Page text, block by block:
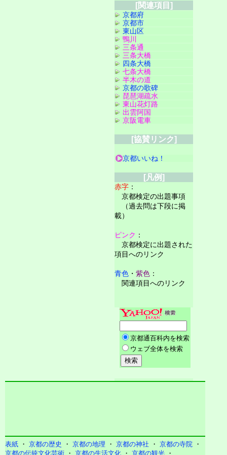
[関連項目]
京都府
京都市
東山区
鴨川
三条通
三条大橋
四条大橋
七条大橋
半木の道
京都の歌碑
琵琶湖疏水
東山花灯路
出雲阿国
京阪電車
[協賛リンク]
京都いいね！
[凡例]
赤字 ：
京都検定の出題事項
（過去問は下段に掲
載）
ピンク ：
京都検定に出題された
項目へのリンク
青色 ・ 紫色 ：
関連項目へのリンク
表紙 ・ 京都の歴史 ・ 京都の地理 ・ 京都の神社 ・ 京都の寺院 ・
京都の伝統文化芸術 ・ 京都の生活文化 ・ 京都の観光 ・